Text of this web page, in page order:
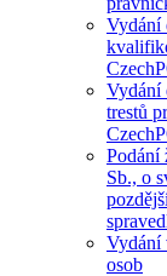
Vydání
Vydání
trestů
Podání
Sb., o
Vydání
osob